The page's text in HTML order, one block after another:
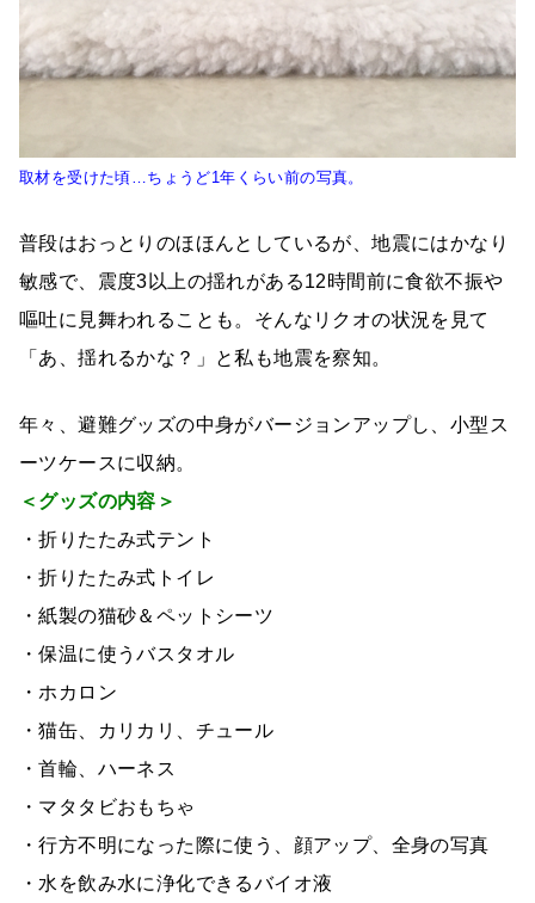
取材を受けた頃…ちょうど1年くらい前の写真。
普段はおっとりのほほんとしているが、地震にはかなり
敏感で、震度3以上の揺れがある12時間前に食欲不振や
嘔吐に見舞われることも。そんなリクオの状況を見て
「あ、揺れるかな？」と私も地震を察知。
年々、避難グッズの中身がバージョンアップし、小型ス
ーツケースに収納。
＜グッズの内容＞
・折りたたみ式テント
・折りたたみ式トイレ
・紙製の猫砂＆ペットシーツ
・保温に使うバスタオル
・ホカロン
・猫缶、カリカリ、チュール
・首輪、ハーネス
・マタタビおもちゃ
・行方不明になった際に使う、顔アップ、全身の写真
・水を飲み水に浄化できるバイオ液